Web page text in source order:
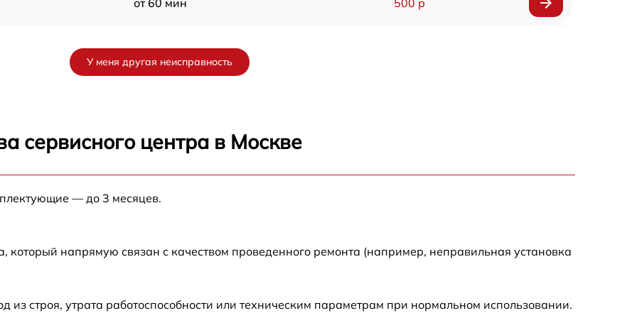
от 60 мин 500 р
от 60 мин
У меня другая неисправность
сервисного центра в Москве
— до 3 месяцев.
который напрямую связан с качеством проведенного ремонта (например, неправильная установка
строя, утрата работоспособности или техническим параметрам при нормальном использовании.